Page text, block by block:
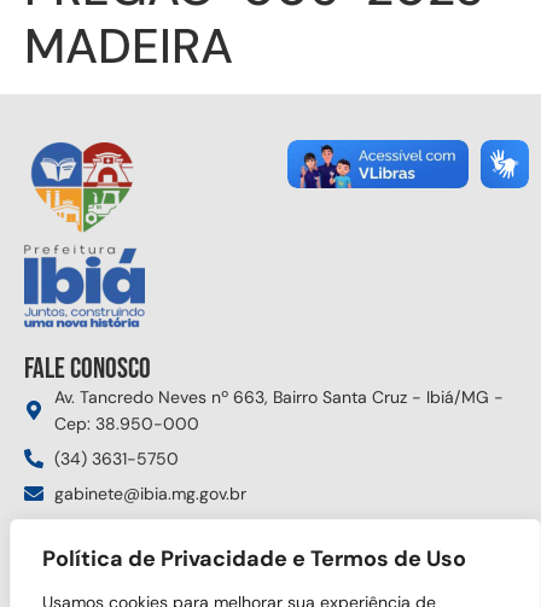
Política de Privacidade e Termos de Uso
Usamos cookies para melhorar sua experiência de
MADEIRA
Fale conosco
Av. Tancredo Neves nº 663, Bairro Santa Cruz - Ibiá/MG -
Cep: 38.950-000
(34) 3631-5750
gabinete@ibia.mg.gov.br